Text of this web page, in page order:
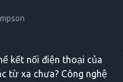
TR
PT
kết nối điện thoại của
từ xa chưa? Công nghệ